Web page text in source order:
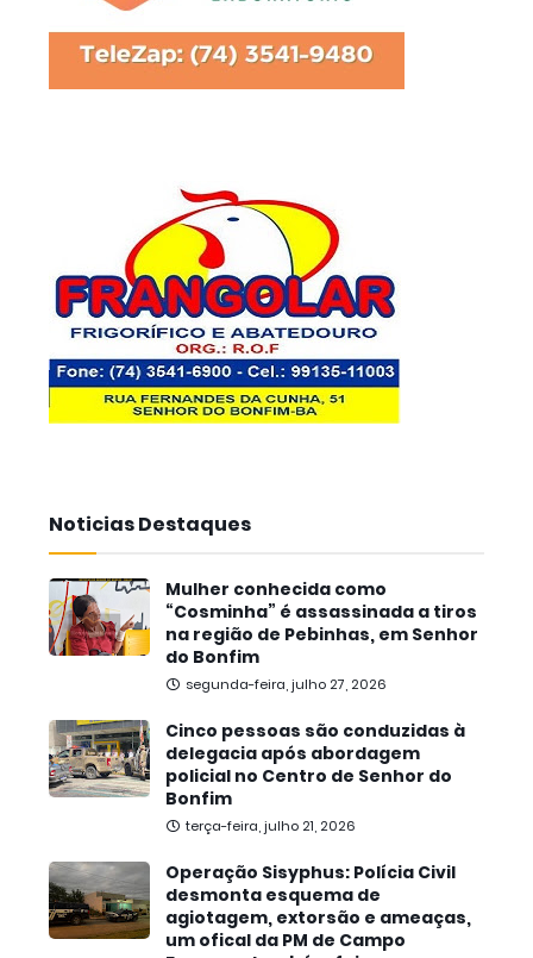
Noticias Destaques
Mulher conhecida como
“Cosminha” é assassinada a tiros
na região de Pebinhas, em Senhor
do Bonfim
segunda-feira, julho 27, 2026
Cinco pessoas são conduzidas à
delegacia após abordagem
policial no Centro de Senhor do
Bonfim
terça-feira, julho 21, 2026
Operação Sisyphus: Polícia Civil
desmonta esquema de
agiotagem, extorsão e ameaças,
um ofical da PM de Campo